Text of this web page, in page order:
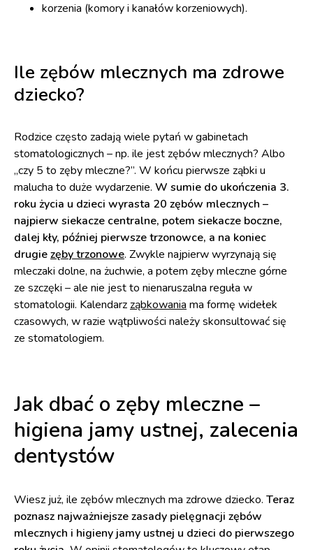
korzenia (komory i kanałów korzeniowych).
Ile zębów mlecznych ma zdrowe
dziecko?
Rodzice często zadają wiele pytań w gabinetach
stomatologicznych – np. ile jest zębów mlecznych? Albo
„czy 5 to zęby mleczne?”. W końcu pierwsze ząbki u
malucha to duże wydarzenie. W sumie do ukończenia 3.
roku życia u dzieci wyrasta 20 zębów mlecznych –
najpierw siekacze centralne, potem siekacze boczne,
dalej kły, później pierwsze trzonowce, a na koniec
drugiezęby trzonowe. Zwykle najpierw wyrzynają się
mleczaki dolne, na żuchwie, a potem zęby mleczne górne
ze szczęki – ale nie jest to nienaruszalna reguła w
stomatologii. Kalendarzząbkowania ma formę widełek
czasowych, w razie wątpliwości należy skonsultować się
ze stomatologiem.
Jak dbać o zęby mleczne –
higiena jamy ustnej, zalecenia
dentystów
Wiesz już, ile zębów mlecznych ma zdrowe dziecko. Teraz
poznasz najważniejsze zasady pielęgnacji zębów
mlecznych i higieny jamy ustnej u dzieci do pierwszego